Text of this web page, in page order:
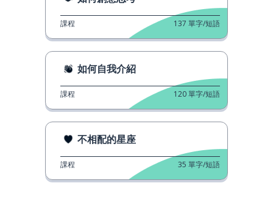
課程 137 單字/短語
如何自我介紹
課程 120單字/短語
不相配的星座
課程 35 單字/短語